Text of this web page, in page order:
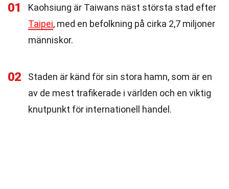
01
Kaohsiung är Taiwans näst största stad efter
Taipei, med en befolkning på cirka 2,7 miljoner
människor.
02
Staden är känd för sin stora hamn, som är en
av de mest trafikerade i världen och en viktig
knutpunkt för internationell handel.